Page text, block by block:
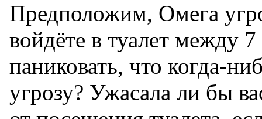
Предположим, Омега
войдёте в туалет между
паниковать, что когда-
угрозу? Ужасала ли бы